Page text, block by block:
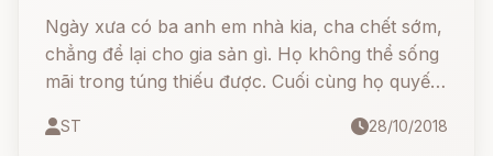
Ngày xưa có ba anh em nhà kia, cha chết sớm,
chẳng để lại cho gia sản gì. Họ không thể sống
mãi trong túng thiếu được. Cuối cùng họ quyết
tìm kế sinh nhai
ST 28/10/2018